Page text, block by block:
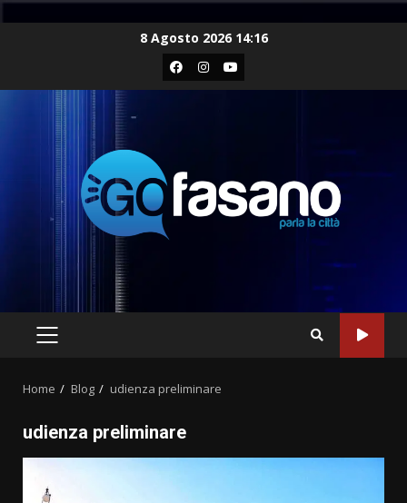
8 Agosto 2026 14:16
Facebook
Instagram
Youtube
PRIMARY
Home Blog udienza preliminare
udienza preliminare